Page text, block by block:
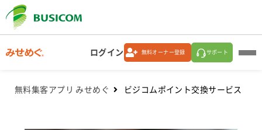
ログイン 無料オーナー登録 サポート
無料集客アプリ みせめぐ ビジコムポイント交換サービス